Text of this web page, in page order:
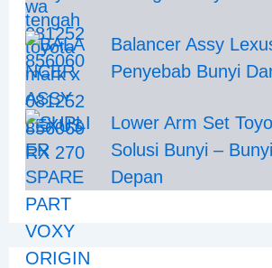
Balancer Assy
Penyebab Bunyi
Lower Arm Set
Solusi Bunyi –
Depan